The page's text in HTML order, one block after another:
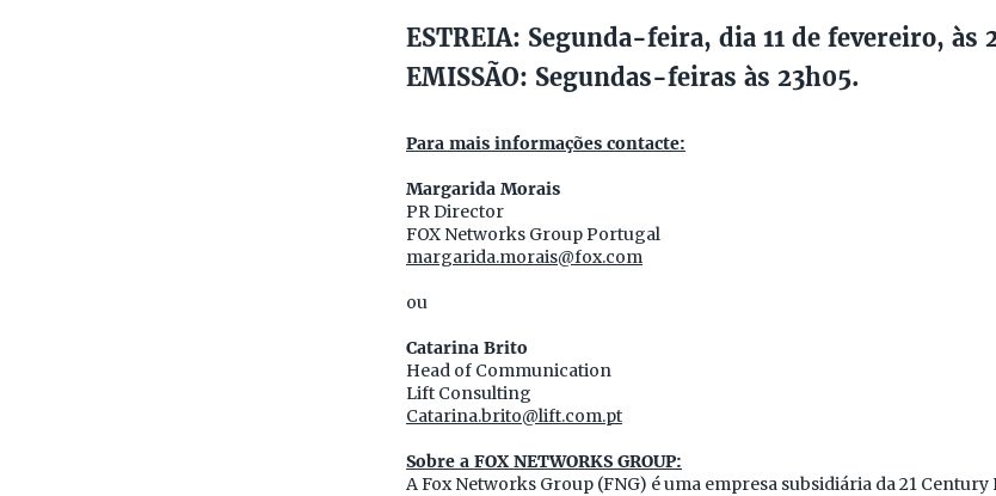
ESTREIA: Segunda-feira, dia 11 de fevereiro, às
EMISSÃO: Segundas-feiras às 23h05.
Para mais informações contacte:
Margarida Morais
PR Director
FOX Networks Group Portugal
margarida.morais@fox.com
ou
Catarina Brito
Head of Communication
Lift Consulting
Catarina.brito@lift.com.pt
Sobre a FOX NETWORKS GROUP:
A Fox Networks Group (FNG) é uma empresa subsidiária da 21 Century